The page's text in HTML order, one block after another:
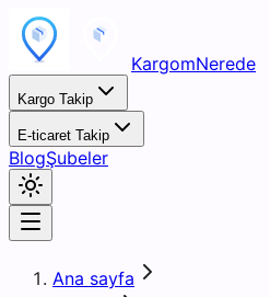
KargomNerede
Kargo Takip
E-ticaret Takip
BlogŞubeler
Ana sayfa